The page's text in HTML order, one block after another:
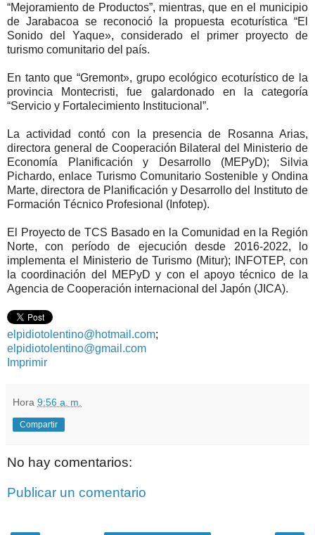
“Mejoramiento de Productos”, mientras, que en el municipio
de Jarabacoa se reconoció la propuesta ecoturística “El
Sonido del Yaque», considerado el primer proyecto de
turismo comunitario del país.
En tanto que “Gremont», grupo ecológico ecoturístico de la
provincia Montecristi, fue galardonado en la categoría
“Servicio y Fortalecimiento Institucional”.
La actividad contó con la presencia de Rosanna Arias,
directora general de Cooperación Bilateral del Ministerio de
Economía Planificación y Desarrollo (MEPyD); Silvia
Pichardo, enlace Turismo Comunitario Sostenible y Ondina
Marte, directora de Planificación y Desarrollo del Instituto de
Formación Técnico Profesional (Infotep).
El Proyecto de TCS Basado en la Comunidad en la Región
Norte, con período de ejecución desde 2016-2022, lo
implementa el Ministerio de Turismo (Mitur); INFOTEP, con
la coordinación del MEPyD y con el apoyo técnico de la
Agencia de Cooperación internacional del Japón (JICA).
elpidiotolentino@hotmail.com;
elpidiotolentino@gmail.com
Imprimir
Hora 9:56 a. m.
Compartir
No hay comentarios:
Publicar un comentario